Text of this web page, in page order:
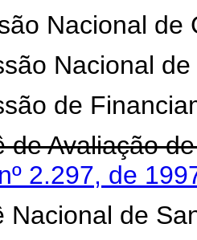
Nacional de
Nacional de
de
de Avaliação
2.297, de
de